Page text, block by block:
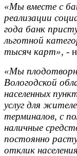
«Мы вместе с
реализации
года банк
льготной
тысяч карт», -
«Мы
Вологодской
населенных
услуг для
терминалов, с
наличные
постоянно
отклик